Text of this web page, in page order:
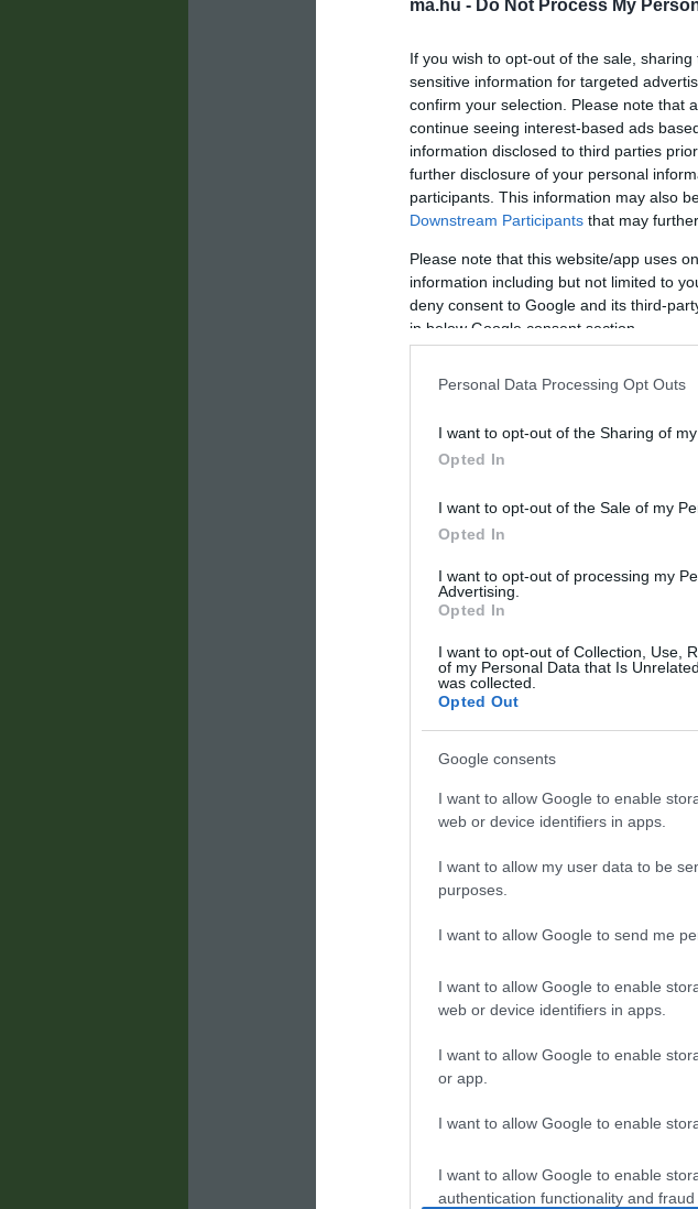
ma.hu - Do Not Process My
If you wish to opt-out of the sale,
sensitive information for targeted
confirm your selection. Please note that
continue seeing interest-based ads
information disclosed to third parties
further disclosure of your personal
participants. This information may also
Downstream Participants that may
Please note that this website/app uses
information including but not limited to
deny consent to Google and its third-
in below Google consent section.
Personal Data Processing Opt Outs
I want to opt-out of the Sharing of
Opted In
I want to opt-out of the Sale of my
Opted In
I want to opt-out of processing my
Advertising.
Opted In
I want to opt-out of Collection, Use,
of my Personal Data that Is
was collected.
Opted Out
Google consents
I want to allow Google to enable
web or device identifiers in apps.
I want to allow my user data to be
purposes.
I want to allow Google to send me
I want to allow Google to enable
web or device identifiers in apps.
I want to allow Google to enable
or app.
I want to allow Google to enable
I want to allow Google to enable
authentication functionality and
Mi az az üvegtesti homály?
Az üvegtesti homály apró, lebegő
megpróbálunk rájuk fókuszálni, mindig
Különösen jól láthatók világos háttér,
fehér fal előtt.
zselészerű anyag – folyékonyabbá válik, és a
mikroszkopikus rostok összecsomósodnak.
Bizonyos esetekben azonban komolyabb
- Szemfertőzések
- Uveitis (szemgyulladás)
Kik vannak nagyobb veszélyben?
Bár az üvegtesti homály az öregedés
olyan tényezők, amelyek növelik kialakulásuk
- Rövidlátás
- Korábbi szürkehályog-műtét
Az üvegtesti homály legtöbbször ártalmatlan,
változásokat tapasztalunk a látásunkban, az
- A homály hirtelen megszaporodik
- A látómezőnk szélén sötét árnyék vagy
sürgős orvosi beavatkozást igényelnek a
érdekében.
Hogyan kezelhető az üvegtesti
A szemész (tágított pupillával végzett)
rendellenességek, például retinaszakadás
A legtöbb esetben nincs szükség kezelésre,
idővel kevésbé észrevehetővé válnak.